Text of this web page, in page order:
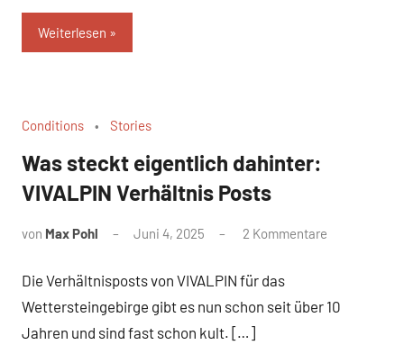
Weiterlesen
Conditions Stories
Was steckt eigentlich dahinter:
VIVALPIN Verhältnis Posts
von Max Pohl Juni 4, 2025 2 Kommentare
Die Verhältnisposts von VIVALPIN für das
Wettersteingebirge gibt es nun schon seit über 10
Jahren und sind fast schon kult. […]